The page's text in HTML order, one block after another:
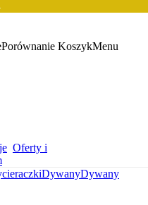
Porównanie KoszykMenu
Oferty i
DywanyDywany